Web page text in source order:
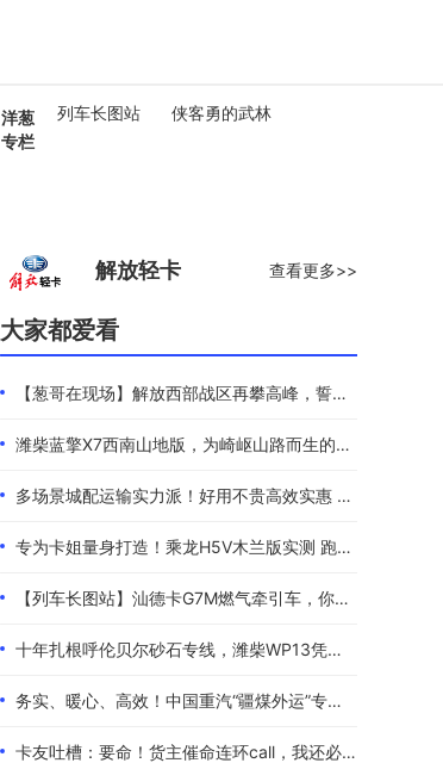
洋葱
专栏
列车长图站 侠客勇的武林
解放轻卡 查看更多>>
大家都爱看
【葱哥在现场】解放西部战区再攀高峰，誓夺全年4.4万辆
潍柴蓝擎X7西南山地版，为崎岖山路而生的高效物流伙伴
多场景城配运输实力派！好用不贵高效实惠 101度4米2选蓝擎EHMAX
专为卡姐量身打造！乘龙H5V木兰版实测 跑长途的糟心事全都解决了
【列车长图站】汕德卡G7M燃气牵引车，你是来“搅局”的吧？
十年扎根呼伦贝尔砂石专线，潍柴WP13凭硬核实力伴80后卡友创收增收
务实、暖心、高效！中国重汽“疆煤外运”专属服务政策体验报告
卡友吐槽：要命！货主催命连环call，我还必须四小时歇一次！